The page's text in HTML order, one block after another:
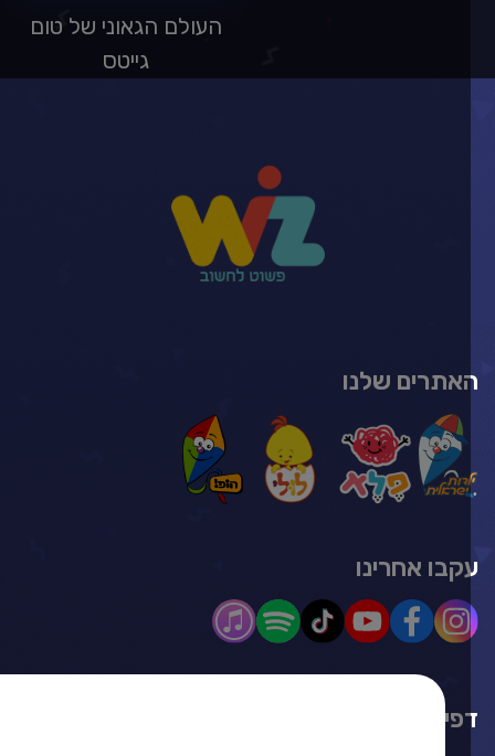
העולם הגאוני של טום
גייטס
האתר
שלנו
אחרינו